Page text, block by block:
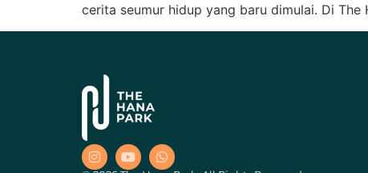
cerita seumur hidup yang baru dimulai. Di